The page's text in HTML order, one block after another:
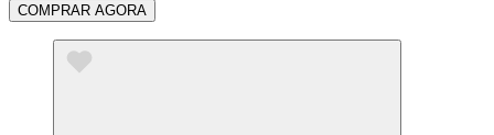
COMPRAR AGORA